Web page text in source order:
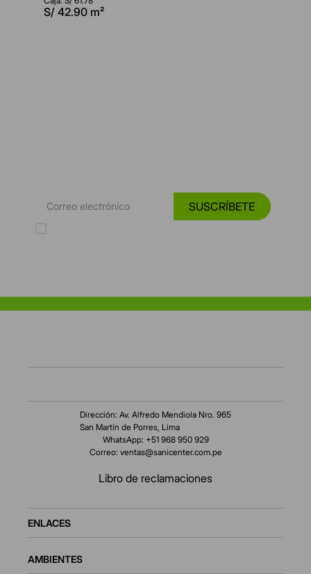
S/ 42.90 m²
SUSCRÍBETE
Dirección: Av. Alfredo Mendiola Nro. 965
San Martín de Porres, Lima
WhatsApp: +51 968 950 929
Correo: ventas@sanicenter.com.pe
Libro de reclamaciones
ENLACES
AMBIENTES